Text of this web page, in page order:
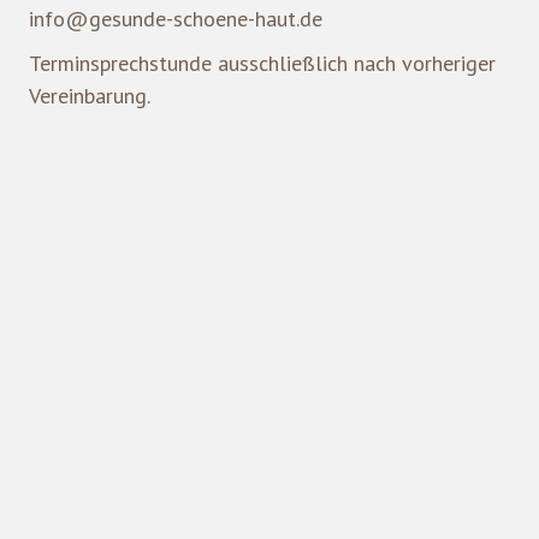
info@gesunde-schoene-haut.de
Terminsprechstunde ausschließlich nach vorheriger
Vereinbarung.